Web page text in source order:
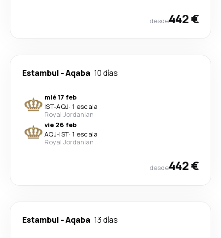
desde442 €
Estambul -Aqaba 10 días
mié 17 feb
IST-AQJ· 1 escala
Royal Jordanian
vie 26 feb
AQJ-IST· 1 escala
Royal Jordanian
desde442 €
Estambul -Aqaba 13 días